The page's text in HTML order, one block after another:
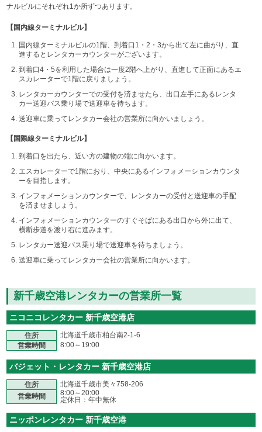
ナルビルにそれぞれ1か所ずつあります。
【国内線ターミナルビル】
国内線ターミナルビルの1階、到着口1・2・3から出て左に曲がり、直
進するとレンタカーカウンターがございます。
到着口4・5を利用した場合は一度2階へ上がり、直進して正面にあるエ
スカレーターで1階に戻りましょう。
レンタカーカウンターでの受付を済ませたら、出口左手にあるレンタ
カー送迎バス乗り場で送迎車を待ちます。
送迎車に乗ってレンタカー会社の営業所に向かいましょう。
【国際線ターミナルビル】
到着口を出たら、近い方の建物の端に向かいます。
エスカレーターで1階におり、中央にあるインフォメーションカウンタ
ーを目指します。
インフォメーションカウンターで、レンタカーの受付と送迎車の手配
を済ませましょう。
インフォメーションカウンターのすぐそばにある出口から外に出て、
横断歩道を渡り右に進みます。
レンタカー送迎バス乗り場で送迎車を待ちましょう。
送迎車に乗ってレンタカー会社の営業所に向かいます。
新千歳空港レンタカーの営業所一覧
ニコニコレンタカー 新千歳空港店
住所
北海道千歳市柏台南2-1-6
営業時間
8:00～19:00
バジェット・レンタカー 新千歳空港店
住所
北海道千歳市美々758-206
営業時間
8:00～20:00
定休日：年中無休
ニッポンレンタカー 新千歳空港